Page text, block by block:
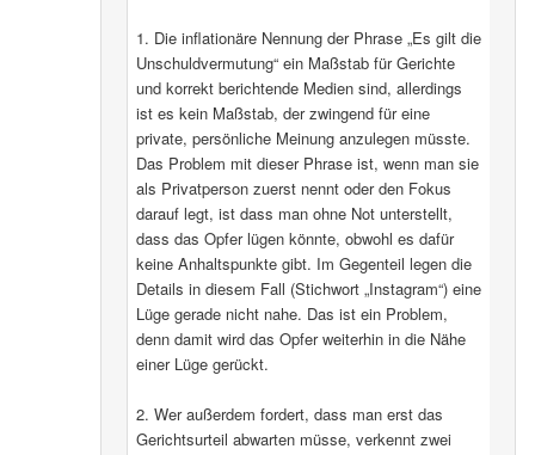
1. Die inflationäre Nennung der Phrase „Es gilt die
Unschuldvermutung“ ein Maßstab für Gerichte
und korrekt berichtende Medien sind, allerdings
ist es kein Maßstab, der zwingend für eine
private, persönliche Meinung anzulegen müsste.
Das Problem mit dieser Phrase ist, wenn man sie
als Privatperson zuerst nennt oder den Fokus
darauf legt, ist dass man ohne Not unterstellt,
dass das Opfer lügen könnte, obwohl es dafür
keine Anhaltspunkte gibt. Im Gegenteil legen die
Details in diesem Fall (Stichwort „Instagram“) eine
Lüge gerade nicht nahe. Das ist ein Problem,
denn damit wird das Opfer weiterhin in die Nähe
einer Lüge gerückt.
2. Wer außerdem fordert, dass man erst das
Gerichtsurteil abwarten müsse, verkennt zwei